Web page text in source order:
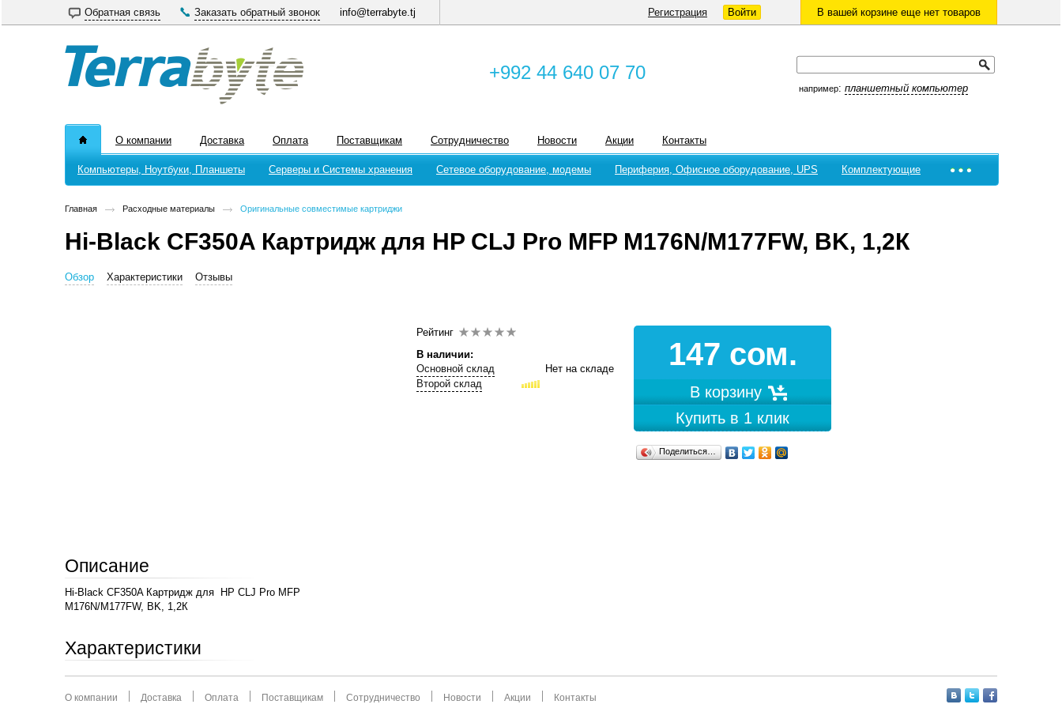
Обратная связь Заказать обратный звонок info@terrabyte.tj В вашей корзине еще нет товаров
Регистрация Войти
+992 44 640 07 70
например: планшетный компьютер
О компании Доставка Оплата Поставщикам Сотрудничество Новости Акции Контакты
Компьютеры, Ноутбуки, Планшеты Серверы и Системы хранения Сетевое оборудование, модемы Периферия, Офисное оборудование, UPS Комплектующие
Главная Расходные материалы Оригинальные совместимые картриджи
Hi-Black CF350A Картридж для HP CLJ Pro MFP M176N/M177FW, BK, 1,2К
Обзор Характеристики Отзывы
Рейтинг
В наличии:
Основной склад
Нет на складе
Второй склад
147 сом.
В корзину
Купить в 1 клик
Поделиться…
Описание
Hi-Black CF350A Картридж для HP CLJ Pro MFP
M176N/M177FW, BK, 1,2К
Характеристики
О компании Доставка Оплата Поставщикам Сотрудничество Новости Акции Контакты